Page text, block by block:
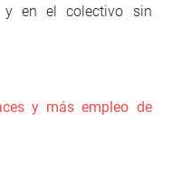
y en el colectivo sin
y más empleo de